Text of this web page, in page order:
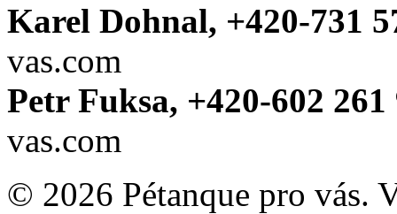
Karel Dohnal, +420-731
vas.com
Petr Fuksa, +420-602 261
vas.com
© 2026 Pétanque pro vás.